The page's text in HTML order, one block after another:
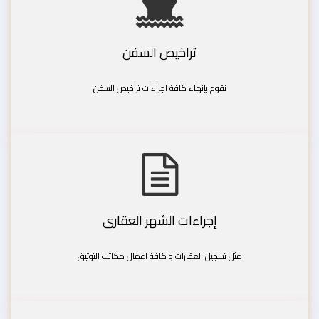
تراخيص السفن
نقوم بإنهاء كافة اجراءات تراخيص السفن
إجراءات الشهر العقارى
مثل تسجيل العقارات و كافة اعمال مكاتب التوثيق